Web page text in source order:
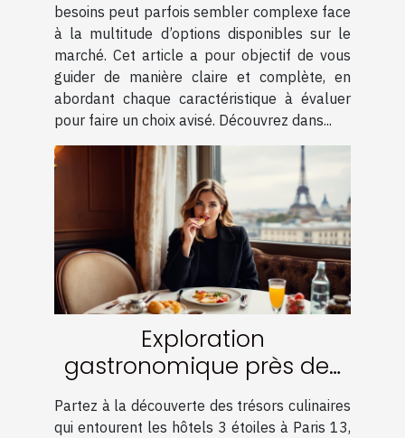
besoins peut parfois sembler complexe face
à la multitude d’options disponibles sur le
marché. Cet article a pour objectif de vous
guider de manière claire et complète, en
abordant chaque caractéristique à évaluer
pour faire un choix avisé. Découvrez dans...
Exploration
gastronomique près des
hôtels 3 étoiles à Paris 13
Partez à la découverte des trésors culinaires
qui entourent les hôtels 3 étoiles à Paris 13,